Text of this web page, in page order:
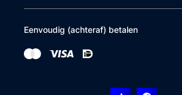
Eenvoudig (achteraf) betalen